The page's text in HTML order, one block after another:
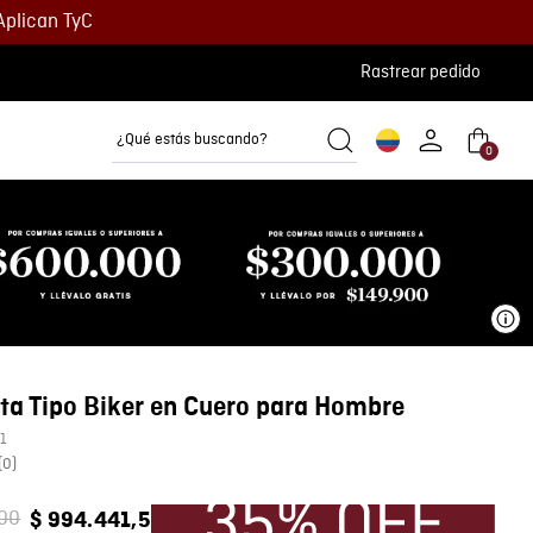
TyC
Rastrear pedido
¿Qué estás buscando?
0
Tipo Biker en Cuero para Hombre
(0)
$ 994.441,5